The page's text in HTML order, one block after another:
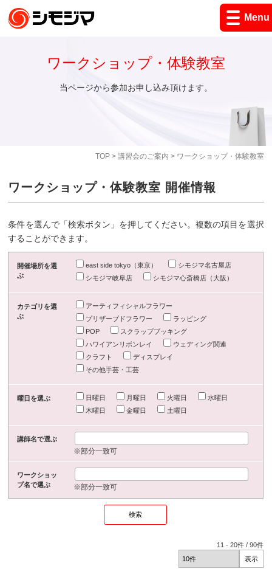
Menu
TOP> 講習会のご案内 > ワークショップ・体験教室
ワークショップ・体験教室
当ページから参加お申し込み頂けます。
ワークショップ・体験教室 開催情報
条件を選んで「検索ボタン」を押してください。複数の項目を選択
することができます。
開催場所を選
ぶ
east side tokyo（東京）
シモジマ名古屋店
シモジマ岐阜店
シモジマ心斎橋店（大阪）
カテゴリを選
ぶ
アーティフィシャルフラワー
プリザーブドフラワー
ラッピング
POP
スクラップブッキング
ハワイアンリボンレイ
ウェディング関連
クラフト
ディスプレイ
その他手芸・工芸
曜日を選ぶ 日曜日 月曜日 火曜日
水曜日
木曜日
金曜日 土曜日
講師名で選ぶ
※部分一致可
ワークショッ
プ名で選ぶ
※部分一致可
11 -20件 /90件